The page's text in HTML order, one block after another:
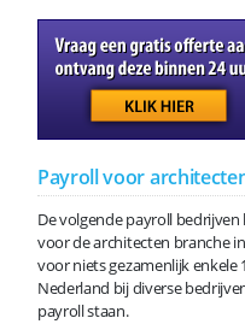
Payroll voor
De volgende payroll
voor de architecten branche
voor niets gezamenlijk enkele
Nederland bij diverse
payroll staan.